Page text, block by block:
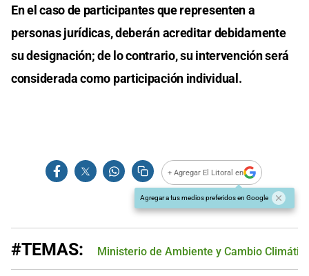
En el caso de participantes que representen a
personas jurídicas, deberán acreditar debidamente
su designación; de lo contrario, su intervención será
considerada como participación individual.
+ Agregar El Litoral en
Agregar a tus medios preferidos en Google
#TEMAS: Ministerio de Ambiente y Cambio